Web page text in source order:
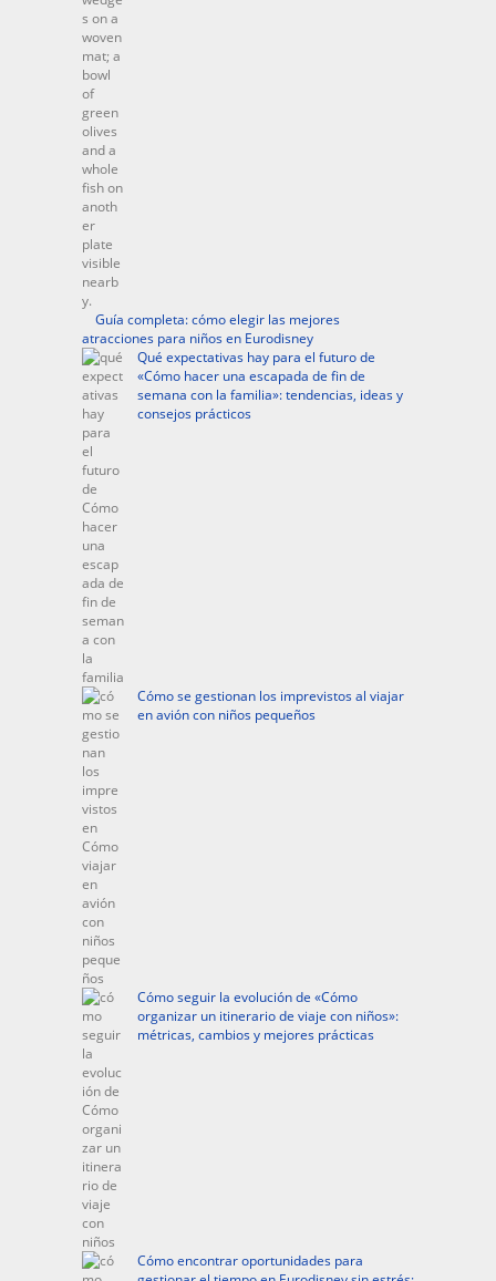
Guía completa: cómo elegir las mejores
atracciones para niños en Eurodisney
Qué expectativas hay para el futuro de
«Cómo hacer una escapada de fin de
semana con la familia»: tendencias, ideas y
consejos prácticos
Cómo se gestionan los imprevistos al viajar
en avión con niños pequeños
Cómo seguir la evolución de «Cómo
organizar un itinerario de viaje con niños»:
métricas, cambios y mejores prácticas
Cómo encontrar oportunidades para